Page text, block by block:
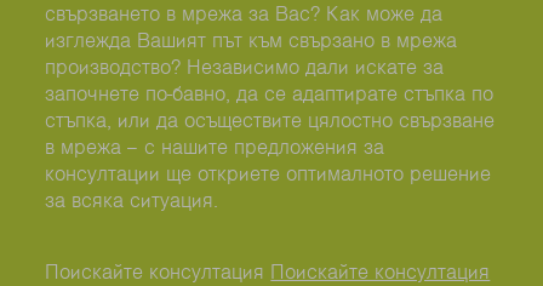
свързването в мрежа за Вас? Как може да
изглежда Вашият път към свързано в мрежа
производство? Независимо дали искате за
започнете по-бавно, да се адаптирате стъпка по
стъпка, или да осъществите цялостно свързване
в мрежа – с нашите предложения за
консултации ще откриете оптималното решение
за всяка ситуация.
Поискайте консултация Поискайте консултация